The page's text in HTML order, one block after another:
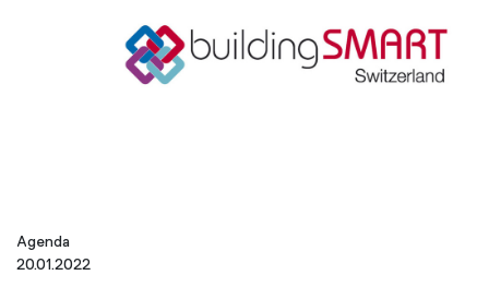
Agenda
20.01.2022